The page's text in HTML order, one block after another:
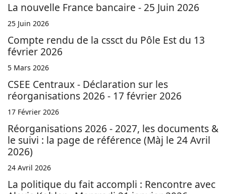
La nouvelle France bancaire - 25 Juin 2026
25 Juin 2026
Compte rendu de la cssct du Pôle Est du 13
février 2026
5 Mars 2026
CSEE Centraux - Déclaration sur les
réorganisations 2026 - 17 février 2026
17 Février 2026
Réorganisations 2026 - 2027, les documents &
le suivi : la page de référence (Màj le 24 Avril
2026)
24 Avril 2026
La politique du fait accompli : Rencontre avec